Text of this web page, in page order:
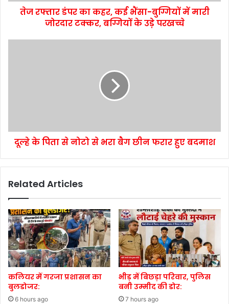
तेज रफ्तार डंपर का कहर, कई भैंसा-बुग्गियों में मारी
जोरदार टक्कर, बग्गियों के उड़े परखच्चे
दूल्हे के पिता से नोटो से भरा बैग छीन फरार हुए बदमाश
Related Articles
कलियर में गरजा प्रशासन का
बुलडोजर:
6 hours ago
भीड़ में बिछड़ा परिवार, पुलिस
बनी उम्मीद की डोर:
7 hours ago